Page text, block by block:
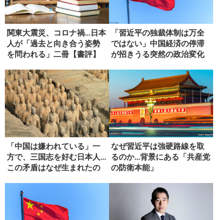
関東大震災、コロナ禍...日本
人が「過去と向き合う姿勢
を問われる」二冊【書評】
「習近平の独裁体制は万全
ではない」中国経済の停滞
が招きうる突然の政治変化
「中国は嫌われている」一
方で、三国志を好む日本人...
この矛盾はなぜ生まれたの
なぜ習近平は強硬路線を取
るのか...背景にある「共産党
の防衛本能」